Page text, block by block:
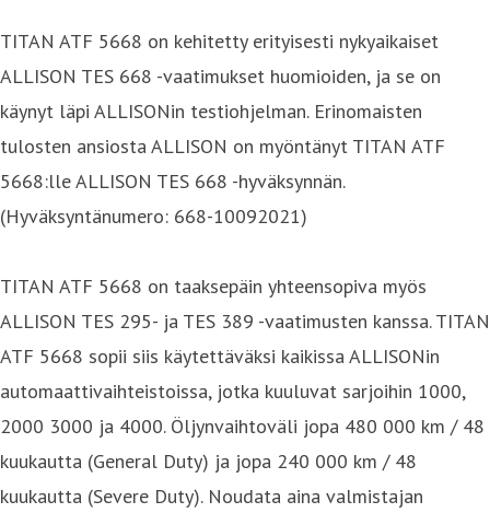
TITAN ATF 5668 on kehitetty erityisesti nykyaikaiset
ALLISON TES 668 -vaatimukset huomioiden, ja se on
käynyt läpi ALLISONin testiohjelman. Erinomaisten
tulosten ansiosta ALLISON on myöntänyt TITAN ATF
5668:lle ALLISON TES 668 -hyväksynnän.
(Hyväksyntänumero: 668-10092021)
TITAN ATF 5668 on taaksepäin yhteensopiva myös
ALLISON TES 295- ja TES 389 -vaatimusten kanssa. TITAN
ATF 5668 sopii siis käytettäväksi kaikissa ALLISONin
automaattivaihteistoissa, jotka kuuluvat sarjoihin 1000,
2000 3000 ja 4000. Öljynvaihtoväli jopa 480 000 km / 48
kuukautta (General Duty) ja jopa 240 000 km / 48
kuukautta (Severe Duty). Noudata aina valmistajan